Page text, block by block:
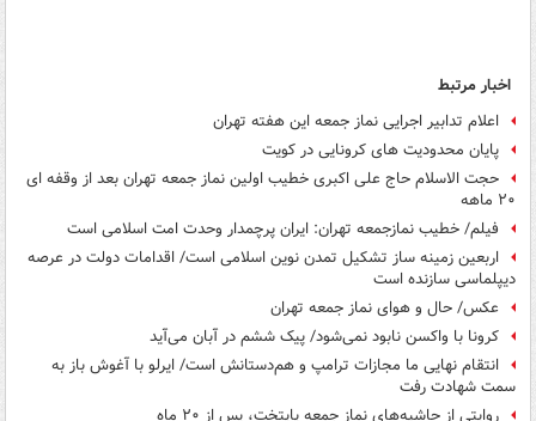
اخبار مرتبط
اعلام تدابیر اجرایی نماز جمعه این هفته تهران
پایان محدودیت های کرونایی در کویت
حجت الاسلام حاج علی اکبری خطیب اولین نماز جمعه تهران بعد از وقفه ای
۲۰ ماهه
فیلم/ خطیب نمازجمعه تهران: ایران پرچمدار وحدت امت اسلامی است
اربعین زمینه ساز تشکیل تمدن نوین اسلامی است/ اقدامات دولت در عرصه
دیپلماسی سازنده است
عکس/ حال و هوای نماز جمعه تهران
کرونا با واکسن نابود نمی‌شود/ پیک ششم در آبان می‌آید
انتقام نهایی ما مجازات ترامپ و هم‌دستانش است/ ایرلو با آغوش باز به
سمت شهادت رفت
روایتی از حاشیه‌های نماز جمعه پایتخت، پس از ۲۰ ماه